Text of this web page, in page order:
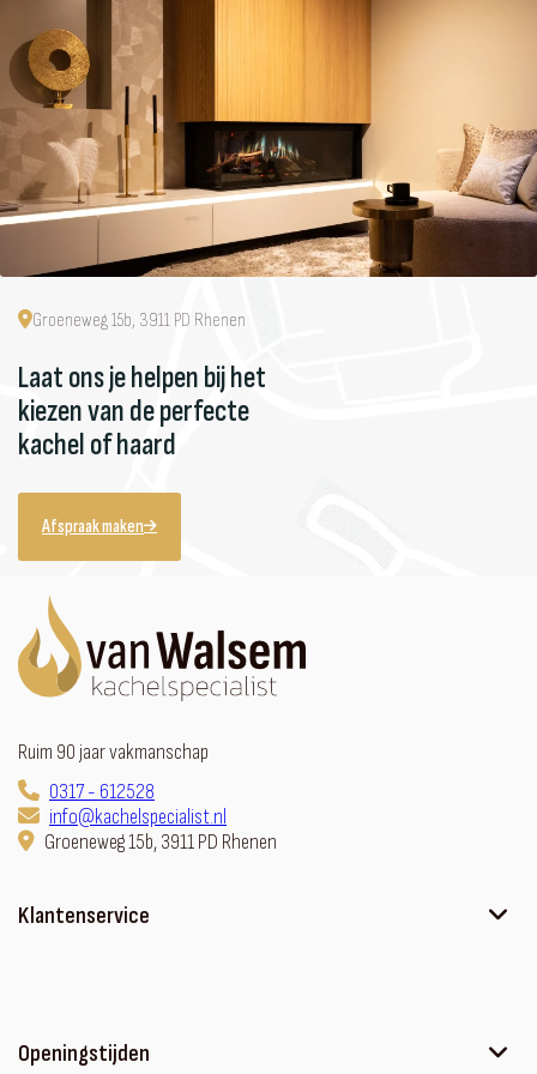
meestal bij de 2 kW en gaat tot 8 ƒ¡ 9 kW. We krijgen soms van
klanten te horen dat ze hun ruimte wel kunnen verwarmen, maar dan
gaat het vaak om kleinere ruimtes die goed geïsoleerd zijn
Groeneweg 15b, 3911 PD Rhenen
Laat ons je helpen bij het
kiezen van de perfecte
kachel of haard
Afspraak maken
Ruim 90 jaar vakmanschap
0317 - 612528
info@kachelspecialist.nl
Groeneweg 15b, 3911 PD Rhenen
Klantenservice
Sfeerhaard met meubel
Openingstijden